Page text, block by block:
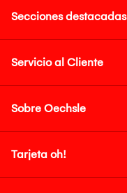
Secciones destacadas
Servicio al Cliente
Sobre Oechsle
Tarjeta oh!